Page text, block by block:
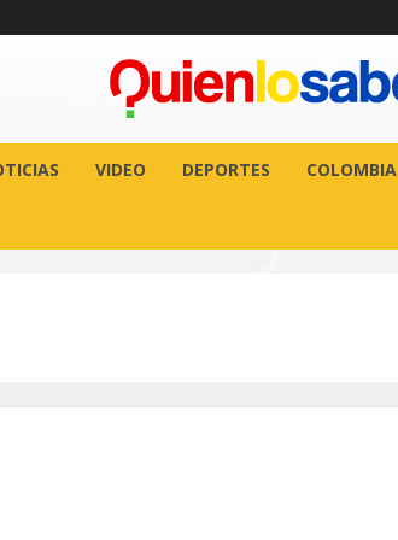
VIDEO DEPORTES COLOMBIA